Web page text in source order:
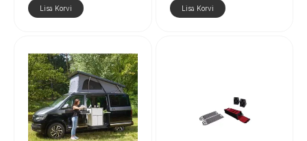
Lisa Korvi Lisa Korvi